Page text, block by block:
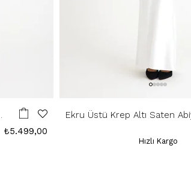
₺5.499,00
Ekru Üstü Krep Altı Saten
Hızlı Kargo